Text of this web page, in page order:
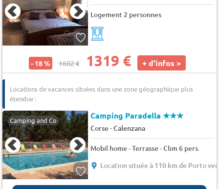
Logement 2 personnes
- 18 % 1602 € 1319 € + d'infos >
Locations de vacances situées dans une zone géographique plus
étendue :
Camping and Co Camping Paradella★★★
Corse-Calenzana
Mobil home - Terrasse - Clim 6 pers.
Location située à 110 km de Porto